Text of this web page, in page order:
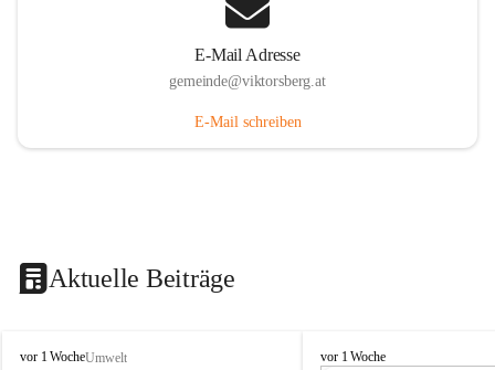
E-Mail Adresse
gemeinde@viktorsberg.at
E-Mail schreiben
Aktuelle Beiträge
V
vor 1 WocheUmwelt
V
vor 1 Woche